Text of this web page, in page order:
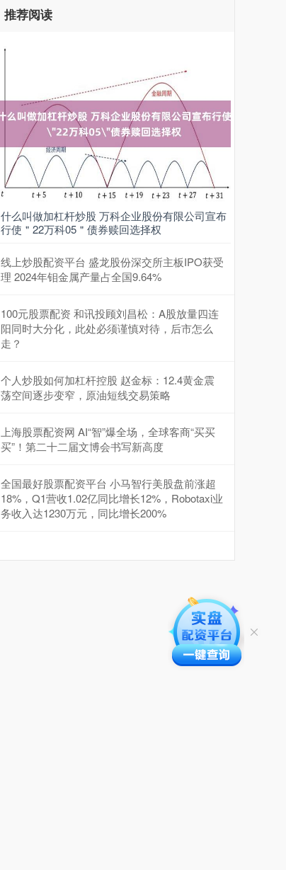
推荐阅读
什么叫做加杠杆炒股 万科企业股份有限公司宣布
行使＂22万科05＂债券赎回选择权
线上炒股配资平台 盛龙股份深交所主板IPO获受
理 2024年钼金属产量占全国9.64%
100元股票配资 和讯投顾刘昌松：A股放量四连
阳同时大分化，此处必须谨慎对待，后市怎么
走？
个人炒股如何加杠杆控股 赵金标：12.4黄金震
荡空间逐步变窄，原油短线交易策略
上海股票配资网 AI“智”爆全场，全球客商“买买
买”！第二十二届文博会书写新高度
全国最好股票配资平台 小马智行美股盘前涨超
18%，Q1营收1.02亿同比增长12%，Robotaxi业
务收入达1230万元，同比增长200%